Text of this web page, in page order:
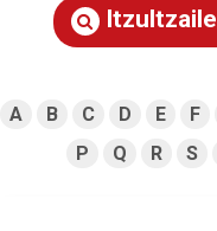
A B C D E F
P
Q R S